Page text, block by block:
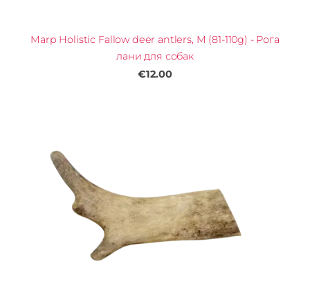
Marp Holistic Fallow deer antlers, M (81-110g) - Рога
лани для собак
€12.00